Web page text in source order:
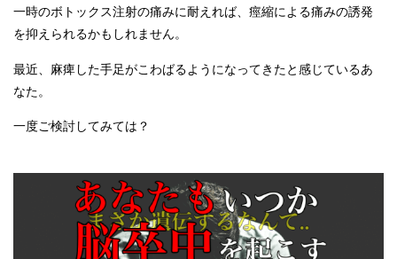
一時のボトックス注射の痛みに耐えれば、痙縮による痛みの誘発
を抑えられるかもしれません。
最近、麻痺した手足がこわばるようになってきたと感じているあ
なた。
一度ご検討してみては？